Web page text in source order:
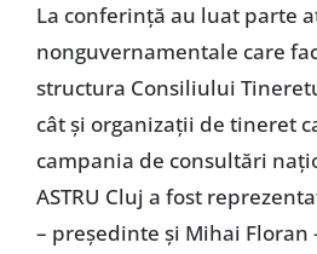
La conferinţă au luat parte
nonguvernamentale care
structura Consiliului
cât şi organizaţii de tineret
campania de consultări
ASTRU Cluj a fost
– preşedinte şi Mihai Floran